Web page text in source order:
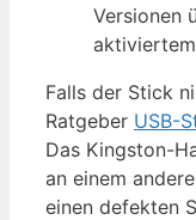
Versionen
Falls der Stick
Ratgeber USB-
Das Kingston-
an einem
einen defekten